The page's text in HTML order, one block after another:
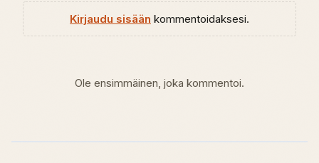
Kirjaudu sisään kommentoidaksesi.
Ole ensimmäinen, joka kommentoi.